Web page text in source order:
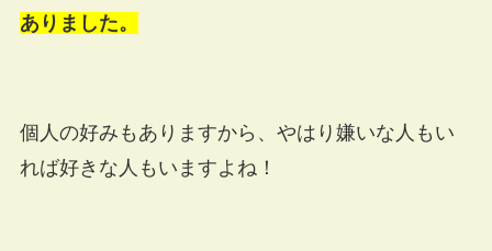
ありました。
個人の好みもありますから、やはり嫌いな人もい
れば好きな人もいますよね！